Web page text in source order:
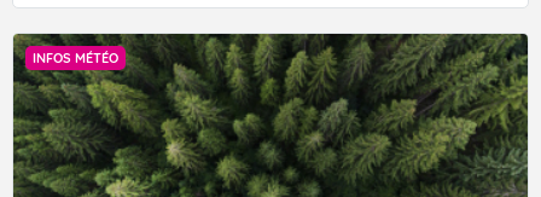
INFOS MÉTÉO